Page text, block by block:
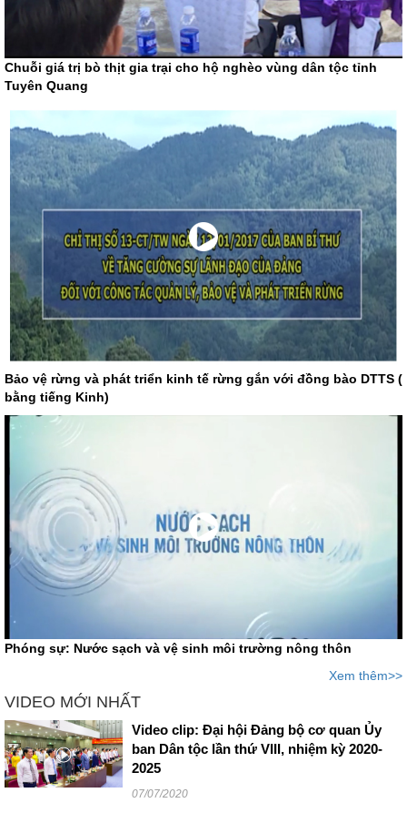
Chuỗi giá trị bò thịt gia trại cho hộ nghèo vùng dân tộc tỉnh
Tuyên Quang
Bảo vệ rừng và phát triển kinh tế rừng gắn với đồng bào DTTS (
bằng tiếng Kinh)
Phóng sự: Nước sạch và vệ sinh môi trường nông thôn
Xem thêm>>
VIDEO MỚI NHẤT
Video clip: Đại hội Đảng bộ cơ quan Ủy
ban Dân tộc lần thứ VIII, nhiệm kỳ 2020-
2025
07/07/2020